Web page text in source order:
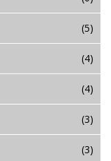
(5)
(4)
(4)
(3)
(3)